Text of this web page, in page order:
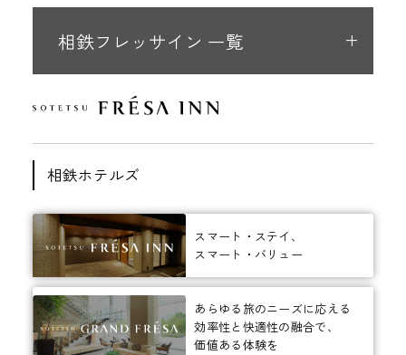
相鉄フレッサイン 一覧
相鉄ホテルズ
スマート・ステイ、
スマート・バリュー
あらゆる旅のニーズに応える
効率性と快適性の融合で、
価値ある体験を